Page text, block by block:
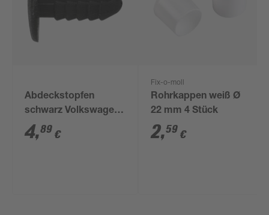
Abdeckstopfen
schwarz Volkswagen
823863203, 5 Stück
4,89 €
Fix-o-moll
Rohrkappen weiß Ø
22 mm 4 Stück
2,59 €